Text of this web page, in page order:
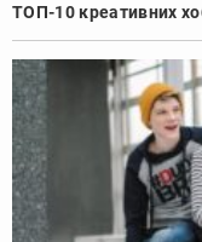
ТОП-10 креативних